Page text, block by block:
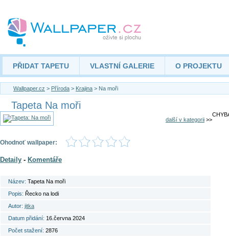
PŘIDAT TAPETU VLASTNÍ GALERIE O PROJEKTU
Wallpaper.cz > Příroda > Krajina > Na moři
Tapeta Na moři
další v kategorii >>
Ohodnoť wallpaper:
Detaily - Komentáře
Název: Tapeta Na moři
Popis: Řecko na lodi
Autor: jitka
Datum přidání: 16.června 2024
Počet stažení: 2876